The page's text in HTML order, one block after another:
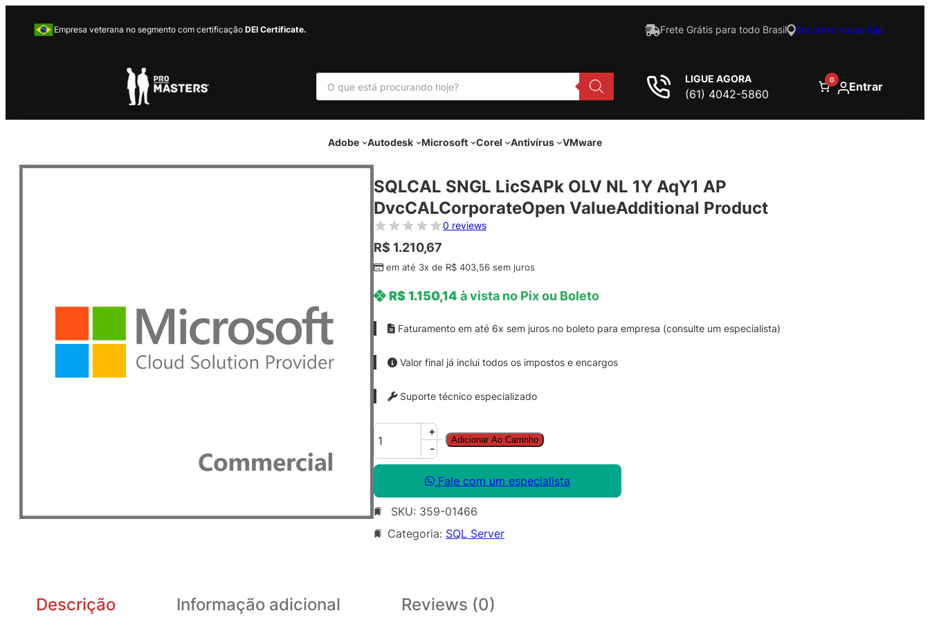
Empresa veterana no segmento com certificação DEI Certificate. Frete Grátis para todo Brasil Encontre nossa loja
P
s
u
r
LIGUE AGORA
(61) 4042-5860
0 Entrar
Adobe Autodesk Microsoft Corel Antivírus VMware
SQLCAL SNGL LicSAPk OLV NL 1Y AqY1 AP
DvcCALCorporateOpen ValueAdditional Product
0 reviews
R$ 1.210,67
em até 3x de R$ 403,56 sem juros
R$1.150,14 à vista no Pix ou Boleto
Faturamento em até 6x sem juros no boleto para empresa (consulte um especialista)
Valor final já inclui todos os impostos e encargos
Suporte técnico especializado
S
Q
L
A
L
S
+
-
Adicionar Ao Carrinho
Fale com um especialista
SKU: 359-01466
Categoria: SQL Server
Descrição Informação adicional Reviews (0)